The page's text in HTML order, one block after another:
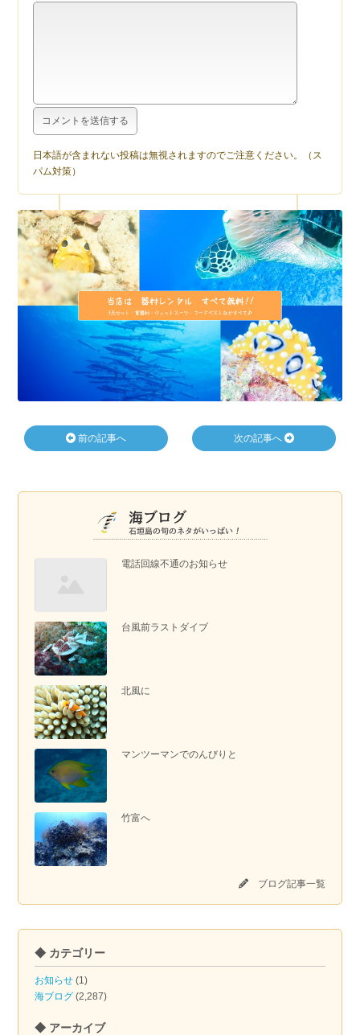
電話回線不通のお知らせ
台風前ラストダイブ
北風に
マンツーマンでのんびりと
竹富へ
ブログ記事一覧
◆ カテゴリー
お知らせ (1)
海ブログ (2,287)
◆ アーカイブ
日本語が含まれない投稿は無視されますのでご注意ください。（ス
パム対策）
前の記事へ 次の記事へ